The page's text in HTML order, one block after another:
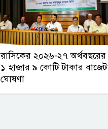
রাসিকের ২০২৬-২৭ অর্থবছরের
১ হাজার ৯ কোটি টাকার বাজেট
ঘোষণা